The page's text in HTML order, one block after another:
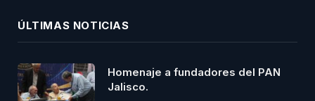
ÚLTIMAS NOTICIAS
Homenaje a fundadores del PAN
Jalisco.